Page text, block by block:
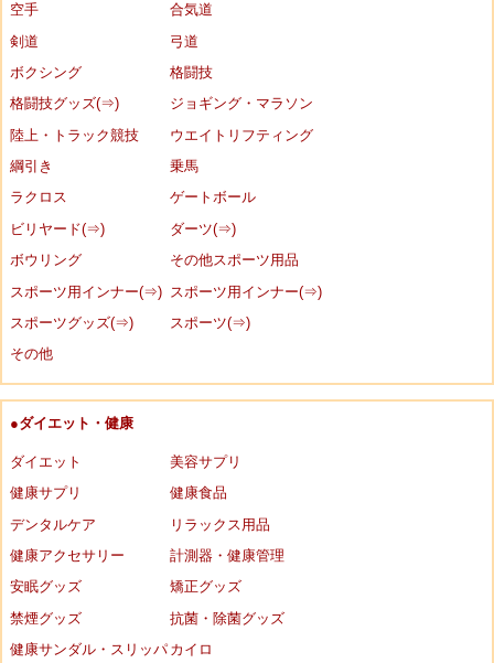
空手
合気道
剣道
弓道
ボクシング
格闘技
格闘技グッズ(⇒)
ジョギング・マラソン
陸上・トラック競技
ウエイトリフティング
綱引き
乗馬
ラクロス
ゲートボール
ビリヤード(⇒)
ダーツ(⇒)
ボウリング
その他スポーツ用品
スポーツ用インナー(⇒)
スポーツ用インナー(⇒)
スポーツグッズ(⇒)
スポーツ(⇒)
その他
●ダイエット・健康
ダイエット
美容サプリ
健康サプリ
健康食品
デンタルケア
リラックス用品
健康アクセサリー
計測器・健康管理
安眠グッズ
矯正グッズ
禁煙グッズ
抗菌・除菌グッズ
健康サンダル・スリッパ カイロ